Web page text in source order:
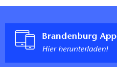
Brandenburg App
Hier herunterladen!